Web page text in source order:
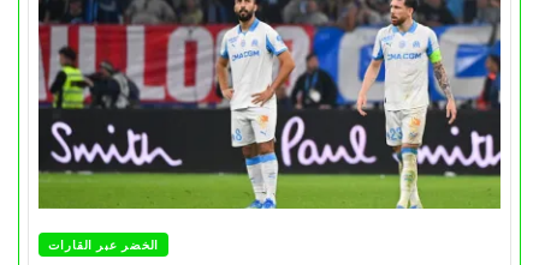
الخضر عبر القارات